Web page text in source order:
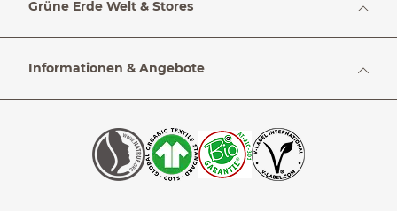
Grüne Erde Welt & Stores
Informationen & Angebote